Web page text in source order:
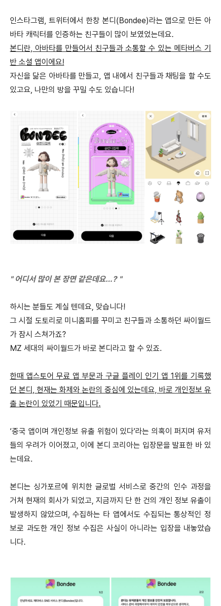
인스타그램, 트위터에서 한창 본디(Bondee)라는 앱으로 만든 아
바타 캐릭터를 인증하는 친구들이 많이 보였었는데요.
본디란, 아바타를 만들어서 친구들과 소통할 수 있는 메타버스 기
반 소셜 앱​이에요!
자신을 닮은 아바타를 만들고, 앱 내에서 친구들과 채팅을 할 수도
있고요, 나만의 방을 꾸밀 수도 있습니다!
" 어디서 많이 본 장면 같은데요…? "
하시는 분들도 계실 텐데요, 맞습니다!
그 시절 도토리로 미니홈피를 꾸미고 친구들과 소통하던 싸이월드
가 잠시 스쳐가죠?
MZ 세대의 싸이월드가 바로 본디라고 할 수 있죠.
한때 앱스토어 무료 앱 부문과 구글 플레이 인기 앱 1위를 기록했
던 본디, 현재는 화제와 논란의 중심에 있는데요, 바로 개인정보 유
출 논란이 있었기 때문입니다.
‘중국 앱이며 개인정보 유출 위험이 있다'라는 의혹이 퍼지며 유저
들의 우려가 이어졌고, 이에 본디 코리아는 입장문을 발표한 바 있
는데요.
본디는 싱가포르에 위치한 글로벌 서비스로 중간의 인수 과정을
거쳐 현재의 회사가 되었고, 지금까지 단 한 건의 개인 정보 유출이
발생하지 않았으며,수집하는 타 앱에서도 수집되는 통상적인 정
보로 과도한 개인 정보 수집은 사실이 아니라는 입장을 내놓았습
니다.